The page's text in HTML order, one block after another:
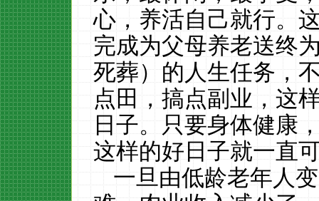
心，养活自己就行。
完成为父母养老送终
死葬）的人生任务，
点田，搞点副业，这
日子。只要身体健康
这样的好日子就一直
一旦由低龄老年人